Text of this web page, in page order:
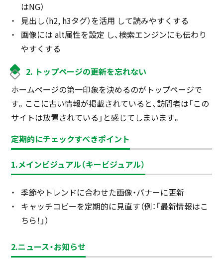
はNG）
見出し（h2, h3タグ）を活用 して読みやすくする
画像には alt属性を設定 し、検索エンジンにも伝わり
やすくする
2. トップページの更新を忘れない
ホームページの第一印象を決めるのがトップページで
す。ここに古い情報が掲載されていると、訪問者は「この
サイトは放置されている」と感じてしまいます。
定期的にチェックすべきポイント
1.メインビジュアル（キービジュアル）
季節やトレンドに合わせた画像・バナーに更新
キャッチコピーを定期的に見直す（例：「最新情報はこ
ちら！」）
2.ニュース・お知らせ